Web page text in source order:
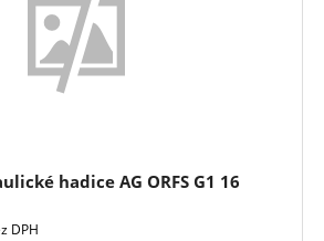
hadice AG ORFS G1 16
DPH